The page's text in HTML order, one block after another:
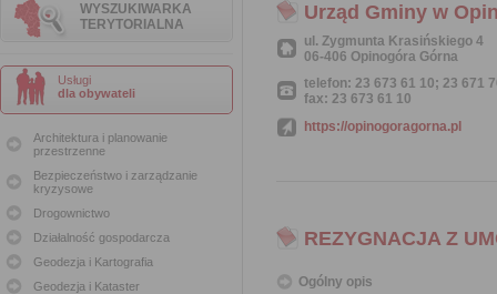
WYSZUKIWARKA
TERYTORIALNA
Usługi
dla obywateli
Architektura i planowanie
przestrzenne
Bezpieczeństwo i zarządzanie
kryzysowe
Drogownictwo
Działalność gospodarcza
Geodezja i Kartografia
Geodezja i Kataster
Urząd Gminy w
ul. Zygmunta Krasińskiego 4
06-406 Opinogóra Górna
telefon: 23 673 61 10; 23 671
fax: 23 673 61 10
https://opinogoragorna.pl
REZYGNACJA Z
Ogólny opis